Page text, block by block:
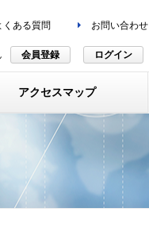
くある質問 お問い合わせ
会員登録 ログイン
アクセスマップ